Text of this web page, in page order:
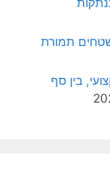
תמורת
בין סף